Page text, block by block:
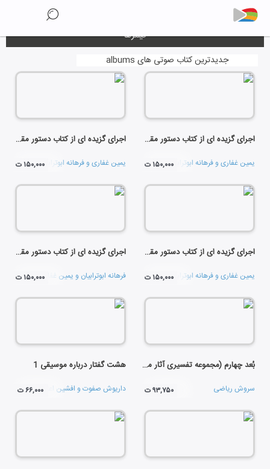
فیلترها
جدیدترین کتاب صوتی های albums
اجرای گزیده ای از کتاب دستور مقدماتی تار و سه تار سال دوم هنرستان (تار)
یمین غفاری و فرهانه ابوترابیان۱۵۰,۰۰۰ ت
اجرای گزیده ای از کتاب دستور مقدماتی تار و سه تار سال دوم هنرستان (سه تار)
یمین غفاری و فرهانه ابوترابیان۱۵۰,۰۰۰ ت
اجرای گزیده ای از کتاب دستور مقدماتی تار و سه تار سال اول هنرستان (تار)
یمین غفاری و فرهانه ابوترابیان۱۵۰,۰۰۰ ت
اجرای گزیده ای از کتاب دستور مقدماتی تار و سه تار سال اول هنرستان (سه تار)
فرهانه ابوترابیان و یمین غفاری۱۵۰,۰۰۰ ت
بُعد چهارم (مجموعه تفسیری آثار موسیقی کلاسیک)
سروش ریاضی ۹۳,۷۵۰ ت
هشت گفتار درباره موسیقی 1
داریوش صفوت و افشین اعتماد۶۶,۰۰۰ ت